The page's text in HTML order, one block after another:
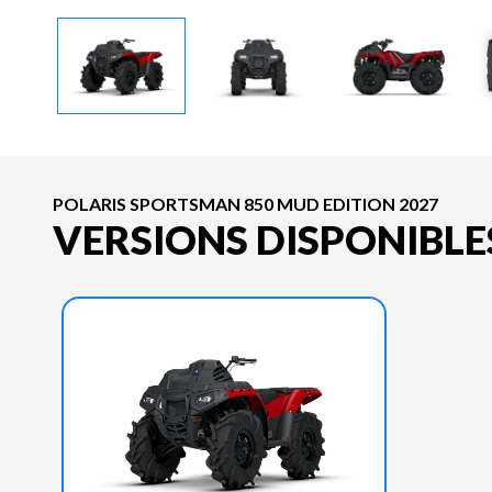
POLARIS SPORTSMAN 850 MUD EDITION 2027
VERSIONS